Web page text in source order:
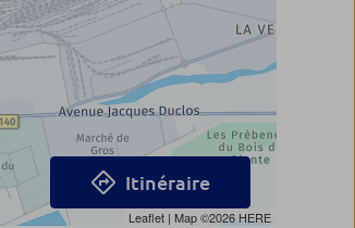
Leaflet | Map ©2026 HERE
Itinéraire